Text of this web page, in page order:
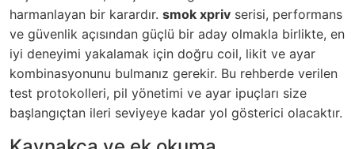
harmanlayan bir karardır. smok xpriv serisi, performans
ve güvenlik açısından güçlü bir aday olmakla birlikte, en
iyi deneyimi yakalamak için doğru coil, likit ve ayar
kombinasyonunu bulmanız gerekir. Bu rehberde verilen
test protokolleri, pil yönetimi ve ayar ipuçları size
başlangıçtan ileri seviyeye kadar yol gösterici olacaktır.